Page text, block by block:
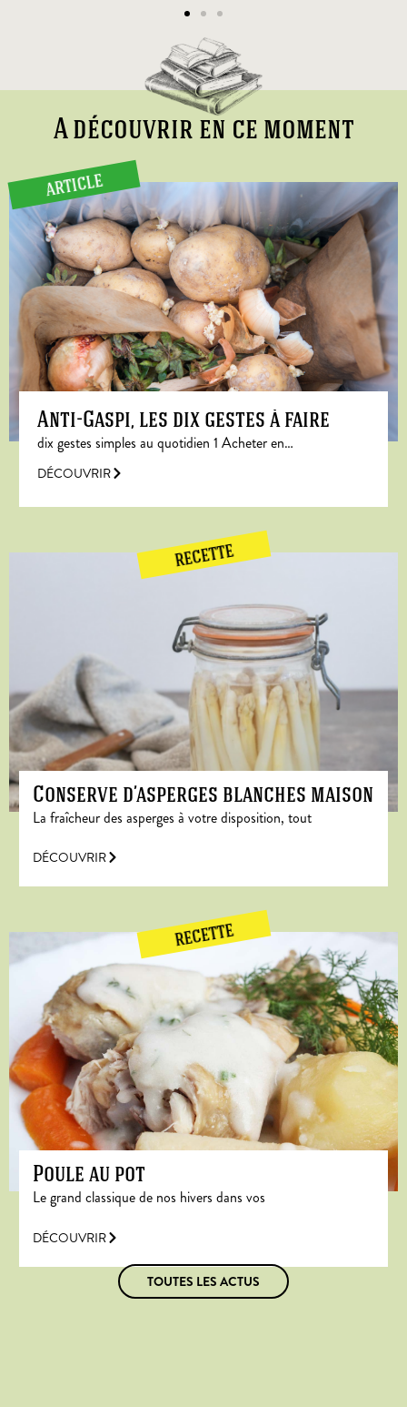
A découvrir en ce moment
ARTICLE
Anti-Gaspi, les dix gestes à faire
dix gestes simples au quotidien 1 Acheter en…
DÉCOUVRIR
RECETTE
Conserve d’asperges blanches maison
La fraîcheur des asperges à votre disposition, tout
DÉCOUVRIR
RECETTE
Poule au pot
Le grand classique de nos hivers dans vos
DÉCOUVRIR
TOUTES LES ACTUS